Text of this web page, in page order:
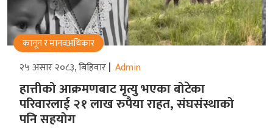
कानून र मानवअधिकार
२५ असार २०८३, बिहिवार Admin
हात्तीको आक्रमणबाट मृत्यु भएका बोटेका
परिवारलाई २१ लाख रुपैया राहत, संघसंस्थाको
पनि सहयोग